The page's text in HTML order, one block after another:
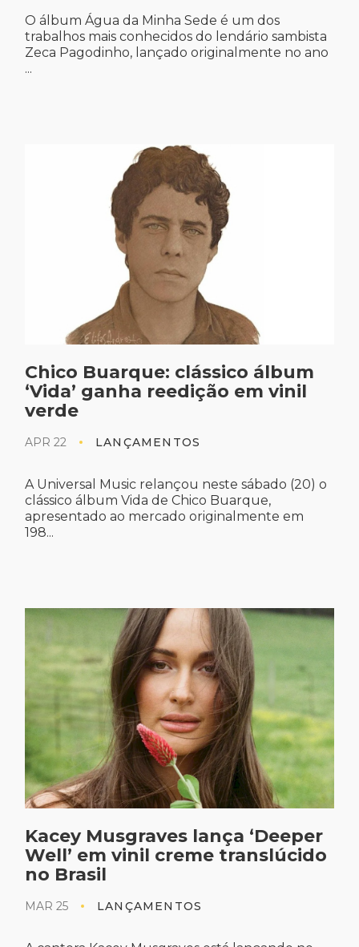
O álbum Água da Minha Sede é um dos
trabalhos mais conhecidos do lendário sambista
Zeca Pagodinho, lançado originalmente no ano
...
Chico Buarque: clássico álbum
‘Vida’ ganha reedição em vinil
verde
APR 22 LANÇAMENTOS
A Universal Music relançou neste sábado (20) o
clássico álbum Vida de Chico Buarque,
apresentado ao mercado originalmente em
198...
Kacey Musgraves lança ‘Deeper
Well’ em vinil creme translúcido
no Brasil
MAR 25 LANÇAMENTOS